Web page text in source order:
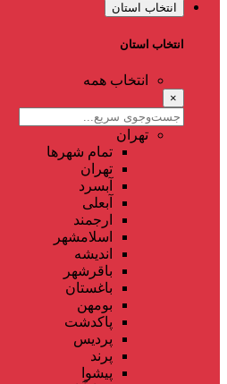
انتخاب استان
انتخاب استان
انتخاب همه
×
تهران
تمام شهر‌ها
تهران
آبسرد
آبعلی
ارجمند
اسلامشهر
اندیشه
باقرشهر
باغستان
بومهن
پاکدشت
پردیس
پرند
پیشوا